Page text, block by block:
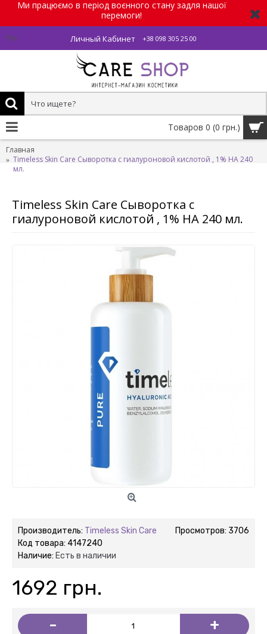
Ми працюємо в період воєнного стану задля нашої
перемоги!
Рус Личный Кабинет +38 098 305 25 00
Товаров 0 (0 грн.)
Главная
Timeless Skin Care Сыворотка с гиалуроновой кислотой , 1% HA 240
мл.
Timeless Skin Care Сыворотка с
гиалуроновой кислотой , 1% HA 240 мл.
Просмотров: 3706
Производитель: Timeless Skin Care
Код товара: 4147240
Наличие: Есть в наличии
1692 грн.
- +